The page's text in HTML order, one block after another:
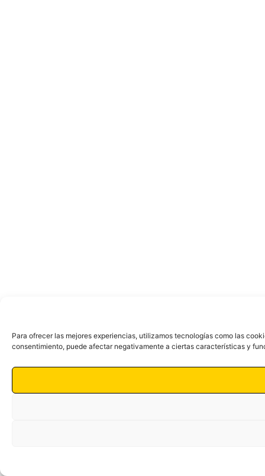
Para ofrecer las mejores experiencias, utilizamos tecnologías como las
consentimiento, puede afectar negativamente a ciertas características y